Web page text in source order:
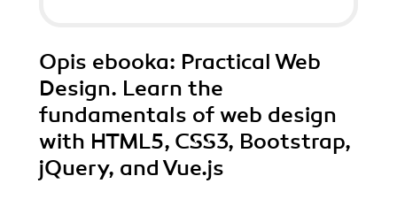
Opis ebooka: Practical Web
Design. Learn the
fundamentals of web design
with HTML5, CSS3, Bootstrap,
jQuery, and Vue.js